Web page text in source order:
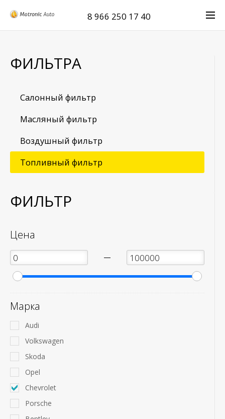
8 966 250 17 40
ФИЛЬТРА
Салонный фильтр
Масляный фильтр
Воздушный фильтр
Топливный фильтр
ФИЛЬТР
Цена
—
Марка
Audi
Volkswagen
Skoda
Opel
Chevrolet
Porsche